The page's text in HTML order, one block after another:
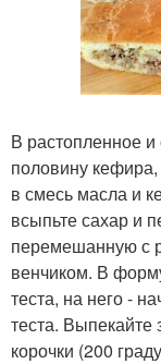
В растопленное
половину
в смесь масла и
всыпьте сахар и
перемешанную с
венчиком. В
теста, на него -
теста.
корочки (200